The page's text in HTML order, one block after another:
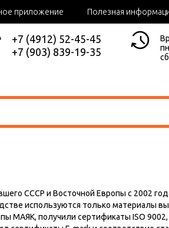
приложение Полезная
+7 (4912) 52-45-45
+7 (903) 839-19-35
СССР и Восточной Европы с 2002
используются только материалы
МАЯК, получили сертификаты ISO 9002,